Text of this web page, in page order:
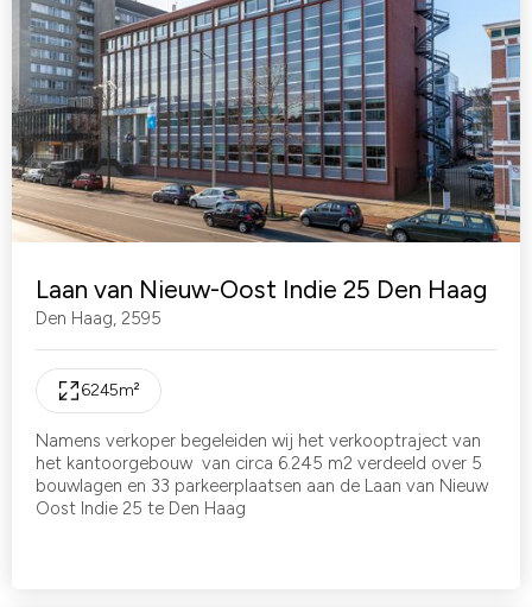
Laan van Nieuw-Oost Indie 25 Den Haag
Den Haag, 2595
6245m²
Namens verkoper begeleiden wij het verkooptraject van
het kantoorgebouw van circa 6.245 m2 verdeeld over 5
bouwlagen en 33 parkeerplaatsen aan de Laan van Nieuw
Oost Indie 25 te Den Haag